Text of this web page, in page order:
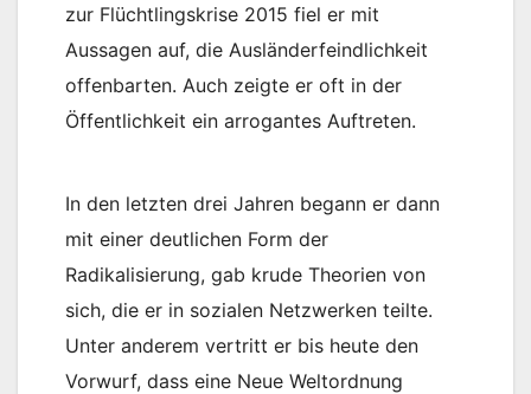
zur Flüchtlingskrise 2015 fiel er mit
Aussagen auf, die Ausländerfeindlichkeit
offenbarten. Auch zeigte er oft in der
Öffentlichkeit ein arrogantes Auftreten.
In den letzten drei Jahren begann er dann
mit einer deutlichen Form der
Radikalisierung, gab krude Theorien von
sich, die er in sozialen Netzwerken teilte.
Unter anderem vertritt er bis heute den
Vorwurf, dass eine Neue Weltordnung